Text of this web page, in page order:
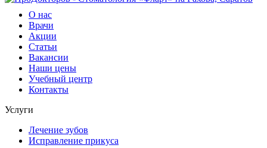
О нас
Врачи
Акции
Статьи
Вакансии
Наши цены
Учебный центр
Контакты
Услуги
Лечение зубов
Исправление прикуса